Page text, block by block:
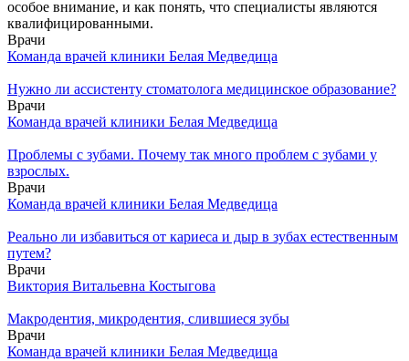
особое внимание, и как понять, что специалисты являются
квалифицированными.
Врачи
Команда врачей клиники Белая Медведица
Нужно ли ассистенту стоматолога медицинское образование?
Врачи
Команда врачей клиники Белая Медведица
Проблемы с зубами. Почему так много проблем с зубами у
взрослых.
Врачи
Команда врачей клиники Белая Медведица
Реально ли избавиться от кариеса и дыр в зубах естественным
путем?
Врачи
Виктория Витальевна Костыгова
Макродентия, микродентия, слившиеся зубы
Врачи
Команда врачей клиники Белая Медведица